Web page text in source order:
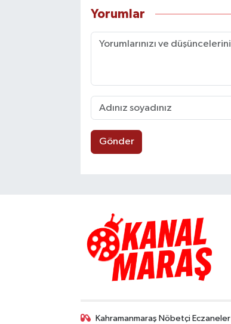
Yorumlar
Gönder
Kahramanmaraş Nöbetçi Eczaneler